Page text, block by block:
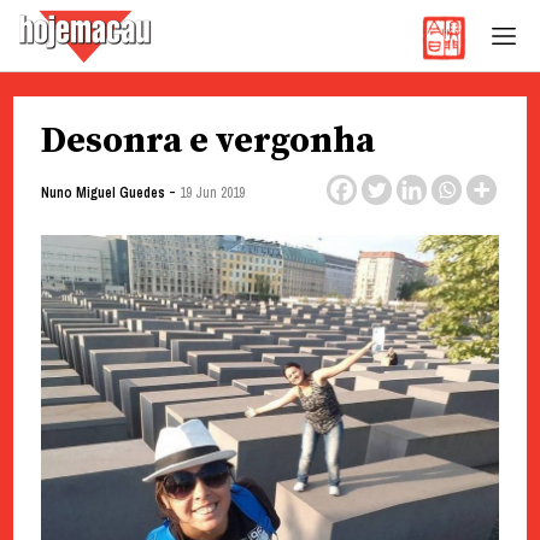
Desonra e vergonha
Nuno Miguel Guedes - 19 Jun 2019